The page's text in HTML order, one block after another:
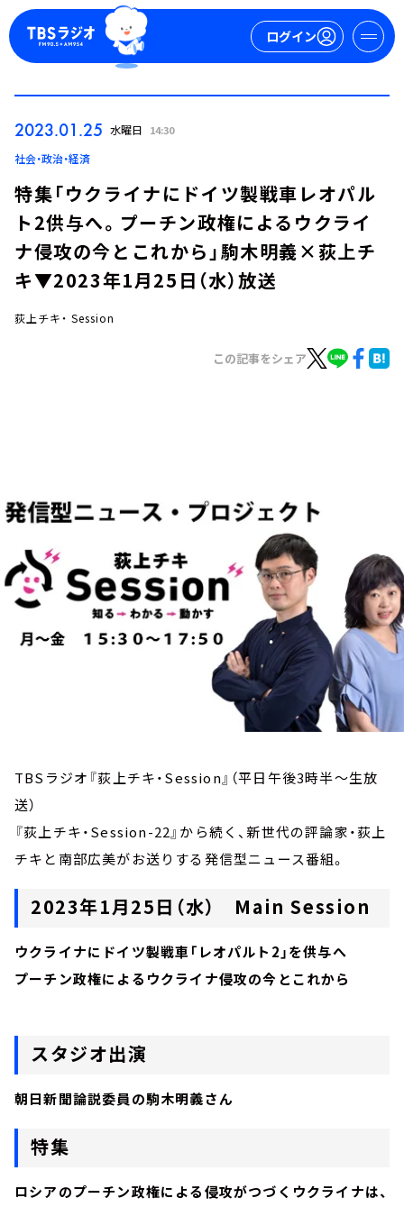
ログイン
今日の番組表
2023.01.25 水曜日 14:30
社会・政治・経済
特集「ウクライナにドイツ製戦車レオパル
ト2供与へ。プーチン政権によるウクライ
ナ侵攻の今とこれから」駒木明義×荻上チ
キ▼2023年1月25日（水）放送
荻上チキ・ Session
この記事をシェア
TBSラジオ『荻上チキ・Session』（平日午後3時半～生放
送）
『荻上チキ・Session-22』から続く、新世代の評論家・荻上
チキと南部広美がお送りする発信型ニュース番組。
2023年1月25日（水） Main Session
ウクライナにドイツ製戦車「レオパルト2」を供与へ
プーチン政権によるウクライナ侵攻の今とこれから
スタジオ出演
朝日新聞論説委員の駒木明義さん
特集
ロシアのプーチン政権による侵攻がつづくウクライナは、